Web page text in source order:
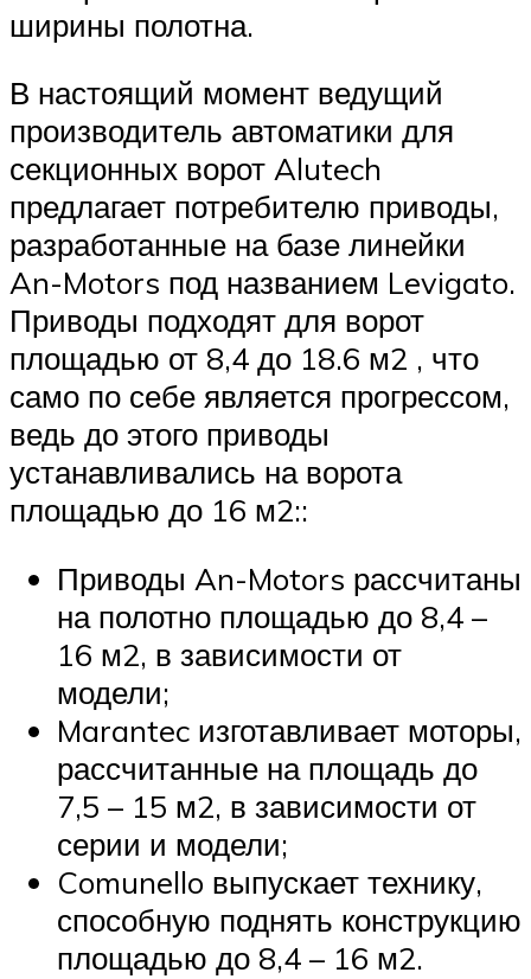
ширины полотна.
В настоящий момент ведущий
производитель автоматики для
секционных ворот Alutech
предлагает потребителю приводы,
разработанные на базе линейки
An-Motors под названием Levigato.
Приводы подходят для ворот
площадью от 8,4 до 18.6 м2 , что
само по себе является прогрессом,
ведь до этого приводы
устанавливались на ворота
площадью до 16 м2::
Приводы An-Motors рассчитаны
на полотно площадью до 8,4 –
16 м2, в зависимости от
модели;
Marantec изготавливает моторы,
рассчитанные на площадь до
7,5 – 15 м2, в зависимости от
серии и модели;
Comunello выпускает технику,
способную поднять конструкцию
площадью до 8,4 – 16 м2.